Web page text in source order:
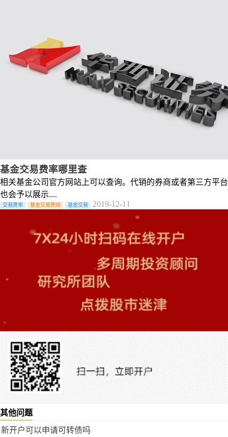
基金交易费率哪里查
相关基金公司官方网站上可以查询。代销的券商或者第三方平台
也会予以展示....
交易费率 基金交易费用 基金交易 2019-12-11
其他问题
新开户可以申请可转债吗